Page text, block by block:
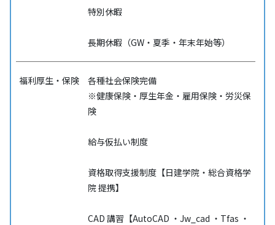
特別休暇
長期休暇（GW・夏季・年末年始等）
福利厚生・保険
各種社会保険完備
※健康保険・厚生年金・雇用保険・労災保
険
給与仮払い制度
資格取得支援制度【日建学院・総合資格学
院 提携】
CAD 講習【AutoCAD ・Jw_cad ・Tfas ・